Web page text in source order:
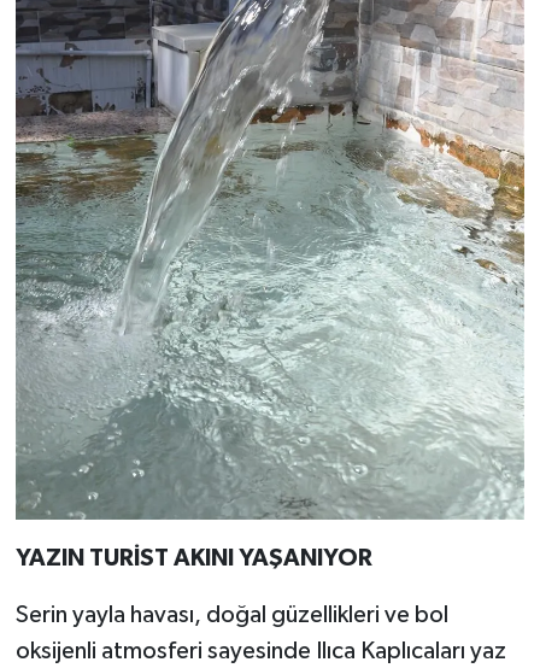
YAZIN TURİST AKINI YAŞANIYOR
Serin yayla havası, doğal güzellikleri ve bol
oksijenli atmosferi sayesinde Ilıca Kaplıcaları yaz